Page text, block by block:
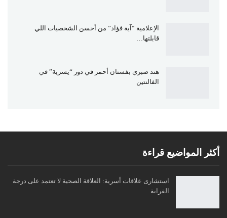
الإعلامية “آية فؤاد” من أحسن الشخصيات اللي
قابلتها…
هند صبري بفستان أحمر في دور “يسرية” في
الفالنتين
أكثر المواضيع قراءة
استشارى علاقات أسرية: العلاقة الصحية لا تعتمد على درجة
القرابة